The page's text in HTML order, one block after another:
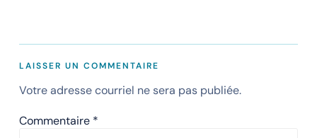
LAISSER UN COMMENTAIRE
Votre adresse courriel ne sera pas publiée.
Commentaire *